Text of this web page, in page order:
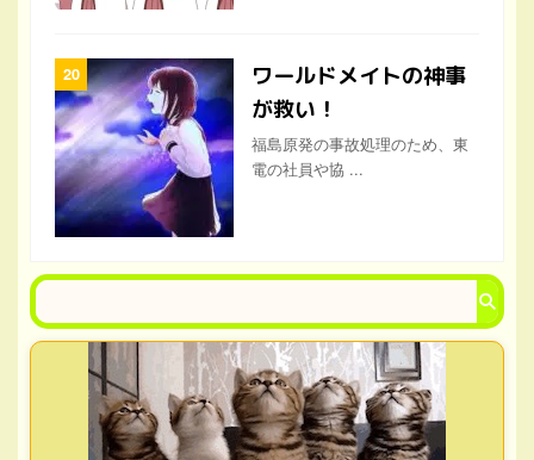
ワールドメイトの神事
が救い！
福島原発の事故処理のため、東
電の社員や協 ...